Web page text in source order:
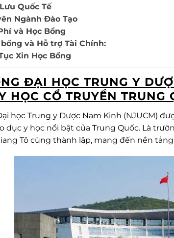
Quốc Tế
Ngành Đào Tạo
và Học Bổng
bổng và Hỗ trợ Tài Chính:
Xin Học Bổng
ĐẠI HỌC TRUNG Y
HỌC CỔ TRUYỀN TRUNG
học Trung y Dược Nam Kinh (NJUCM)
dục y học nổi bật của Trung Quốc. Là
Tô cùng thành lập, mang đến nền